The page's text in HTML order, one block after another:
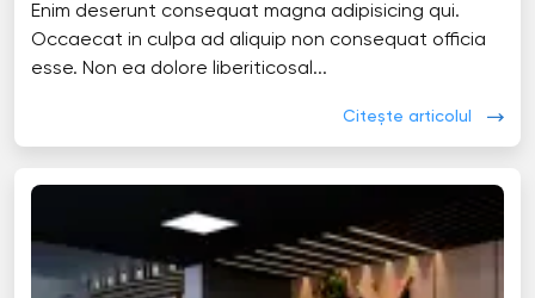
Enim deserunt consequat magna adipisicing qui.
Occaecat in culpa ad aliquip non consequat officia
esse. Non ea dolore liberiticosal...
Citește articolul